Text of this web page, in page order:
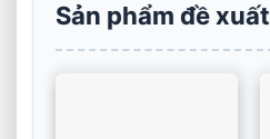
Sản phẩm đề xuất